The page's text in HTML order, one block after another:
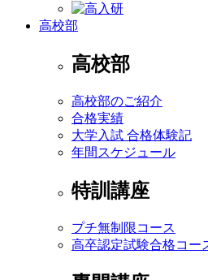
高校部
高校部
高校部のご紹介
合格実績
大学入試 合格体験記
年間スケジュール
特訓講座
プチ無制限コース
高卒認定試験合格コー